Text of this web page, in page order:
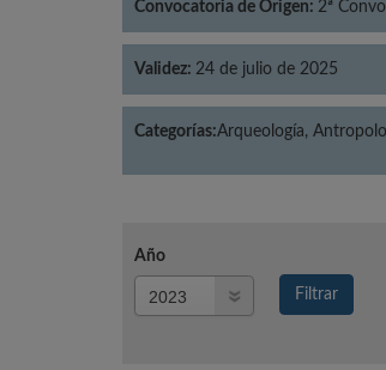
Convocatoria de Origen: 2ª
Validez: 24 de julio de 2025
Categorías:Arqueología,
Año
Filtrar